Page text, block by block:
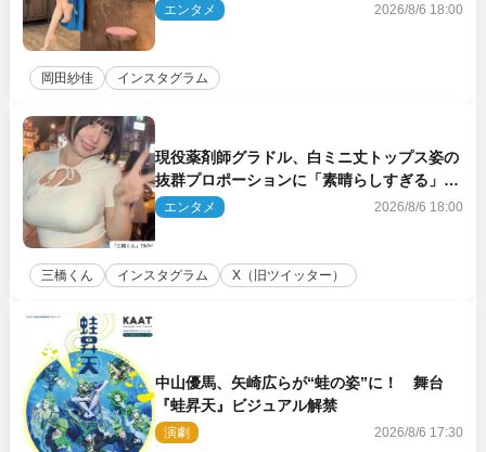
エンタメ 2026/8/6 18:00
岡田紗佳 インスタグラム
現役薬剤師グラドル、白ミニ丈トップス姿の
抜群プロポーションに「素晴らしすぎる」
「すっっっご！」とネット絶賛
エンタメ 2026/8/6 18:00
三橋くん インスタグラム X（旧ツイッター）
中山優馬、矢崎広らが“蛙の姿”に！ 舞台
『蛙昇天』ビジュアル解禁
演劇 2026/8/6 17:30